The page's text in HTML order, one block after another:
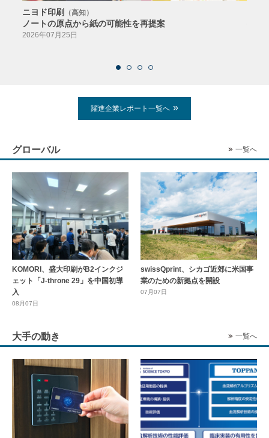
ニヨド印刷 （高知）
ノートの原点から紙の可能性を再提案
2026年07月25日
躍進企業レポート一覧へ
グローバル 一覧へ
KOMORI、盛大印刷がB2インクジ
ェット「J-throne 29」を中国初導
入
08月07日
swissQprint、シカゴ近郊に⽶国事
業のための新拠点を開設
07月07日
大手の動き 一覧へ